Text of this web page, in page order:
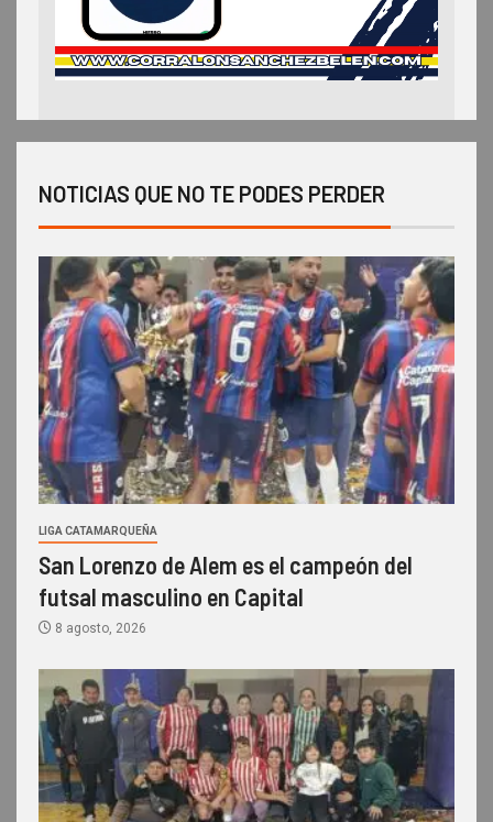
NOTICIAS QUE NO TE PODES PERDER
LIGA CATAMARQUEÑA
San Lorenzo de Alem es el campeón del
futsal masculino en Capital
8 agosto, 2026